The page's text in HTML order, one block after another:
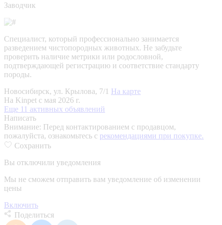
Заводчик
Специалист, который профессионально занимается
разведением чистопородных животных. Не забудьте
проверить наличие метрики или родословной,
подтверждающей регистрацию и соответствие стандарту
породы.
Новосибирск, ул. Крылова, 7/1 На карте
На Kinpet c мая 2026 г.
Еще 11 активных объявлений
Написать
Внимание: Перед контактированием с продавцом,
пожалуйста, ознакомьтесь с рекомендациями при покупке.
Сохранить
Вы отключили уведомления
Мы не сможем отправить вам уведомление об изменении
цены
Включить
Поделиться